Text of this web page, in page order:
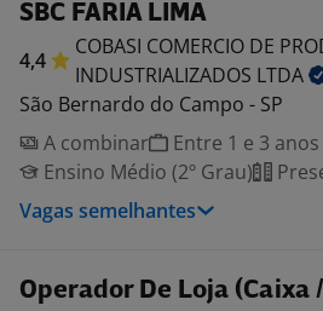
SBC FARIA LIMA
4,4
COBASI COMERCIO DE
INDUSTRIALIZADOS LTDA
São Bernardo do Campo - SP
A combinar
Entre 1 e 3 anos
Ensino Médio (2º Grau)
Vagas semelhantes
Operador De Loja (Caixa